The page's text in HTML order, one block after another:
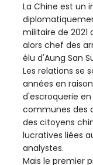
La Chine est un
militaire de 2021
alors chef des
élu d'Aung San
Les relations se
années en
d'escroquerie
communes des
des citoyens
lucratives liées
analystes.
Mais le premier